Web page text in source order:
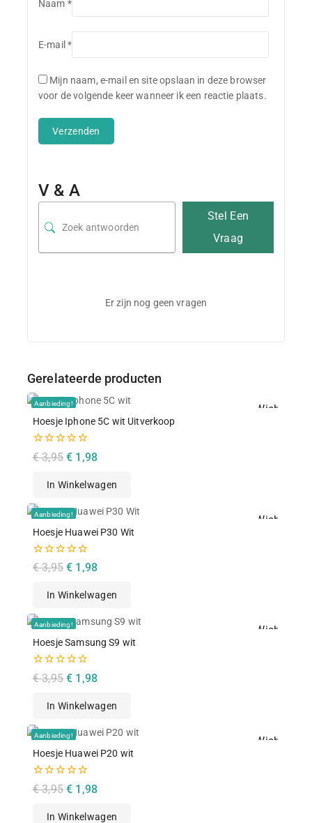
Naam *
E-mail*
Mijn naam, e-mail en site opslaan in deze browser
voor de volgende keer wanneer ik een reactie plaats.
V & A
Stel Een
Vraag
Er zijn nog geen vragen
Gerelateerde producten
Aanbieding!
Wishlist
Hoesje Iphone 5C wit Uitverkoop
0
van
€3,95 € 1,98
In Winkelwagen
Aanbieding!
Wishlist
Hoesje Huawei P30 Wit
0
van
€3,95 € 1,98
In Winkelwagen
Aanbieding!
Wishlist
Hoesje Samsung S9 wit
0
van
€3,95 € 1,98
In Winkelwagen
Aanbieding!
Wishlist
Hoesje Huawei P20 wit
0
van
€3,95 € 1,98
In Winkelwagen